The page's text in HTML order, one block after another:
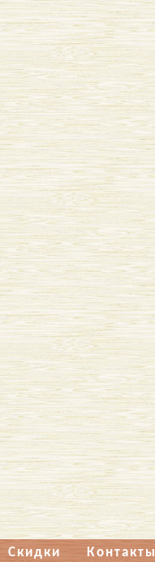
Скидки Контакты